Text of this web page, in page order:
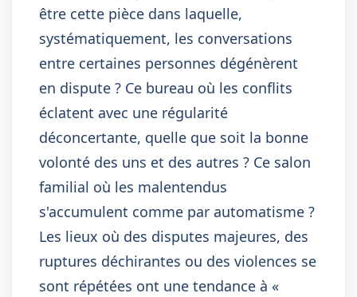
être cette pièce dans laquelle,
systématiquement, les conversations
entre certaines personnes dégénèrent
en dispute ? Ce bureau où les conflits
éclatent avec une régularité
déconcertante, quelle que soit la bonne
volonté des uns et des autres ? Ce salon
familial où les malentendus
s'accumulent comme par automatisme ?
Les lieux où des disputes majeures, des
ruptures déchirantes ou des violences se
sont répétées ont une tendance à «